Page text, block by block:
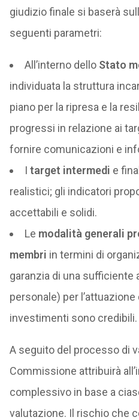
giudizio finale si baserà
seguenti parametri:
All’interno dello Stato
individuata la struttura
piano per la ripresa e la
progressi in relazione ai
fornire comunicazioni e
I target intermedi e
realistici; gli indicatori
accettabili e solidi.
Le modalità generali
membri in termini di
garanzia di una sufficiente
personale) per
investimenti sono credibili.
A seguito del processo di
Commissione attribuirà
complessivo in base a
valutazione. Il rischio che